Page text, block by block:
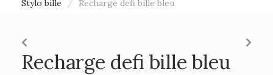
Stylo bille
/ Recharge defi bille bleu
Recharge defi bille bleu